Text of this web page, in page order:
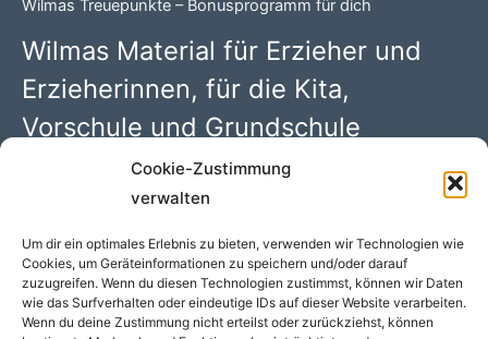
Cookie-Zustimmung
verwalten
Um dir ein optimales Erlebnis zu bieten, verwenden wir Technologien wie
Cookies, um Geräteinformationen zu speichern und/oder darauf
zuzugreifen. Wenn du diesen Technologien zustimmst, können wir Daten
wie das Surfverhalten oder eindeutige IDs auf dieser Website verarbeiten.
Wenn du deine Zustimmung nicht erteilst oder zurückziehst, können
Wilmas Treuepunkte – Bonusprogramm für dich
Wilmas Material für Erzieher und
Erzieherinnen, für die Kita,
Vorschule und Grundschule
Wilma Wochenwurm PDFs mit 100 kreativen Kindergarten
Ideen. Begleitmaterial zu den Kinderbüchern rund um
„Lerngeschichten mit Wilma Wochenwurm“ von Susanne
Bohne (Hallo liebe Wolke)